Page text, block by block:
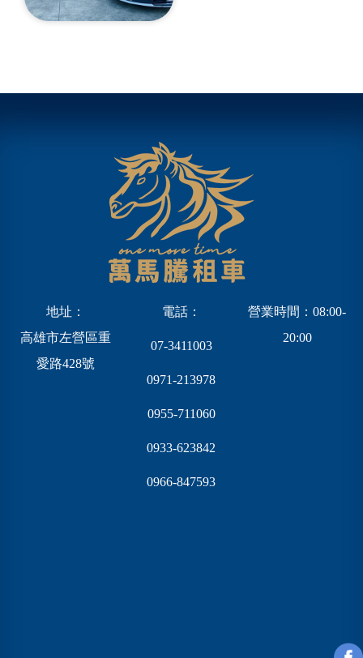
地址：
高雄市左營區重
愛路428號
電話：
07-3411003
0971-213978
0955-711060
0933-623842
0966-847593
營業時間：08:00-
20:00